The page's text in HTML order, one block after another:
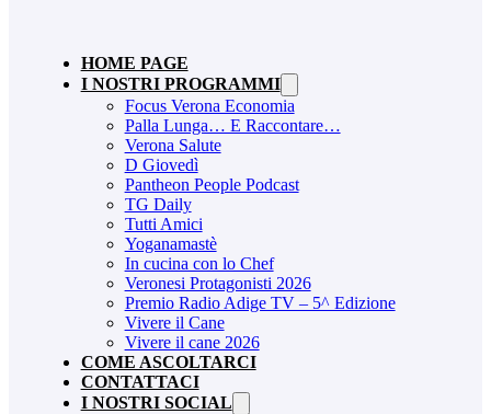
HOME PAGE
I NOSTRI PROGRAMMI
Focus Verona Economia
Palla Lunga… E Raccontare…
Verona Salute
D Giovedì
Pantheon People Podcast
TG Daily
Tutti Amici
Yoganamastè
In cucina con lo Chef
Veronesi Protagonisti 2026
Premio Radio Adige TV – 5^ Edizione
Vivere il Cane
Vivere il cane 2026
COME ASCOLTARCI
CONTATTACI
I NOSTRI SOCIAL